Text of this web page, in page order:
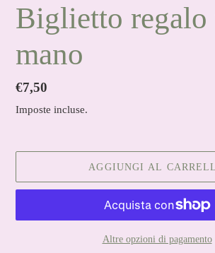
Biglietto regalo
mano
Prezzo
di
€7,50
Imposte incluse.
AGGIUNGI AL
Altre opzioni di pagamento